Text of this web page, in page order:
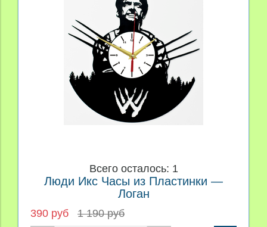
Всего осталось: 1
Люди Икс Часы из Пластинки —
Логан
390 руб 1 190 руб